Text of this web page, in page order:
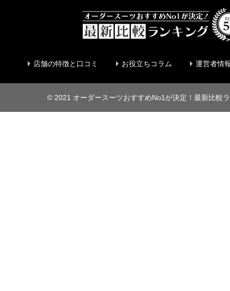
店舗の特徴と口コミ お役立ちコラム 運営者情
© 2021 オーダースーツおすすめNo1が決定！最新比較